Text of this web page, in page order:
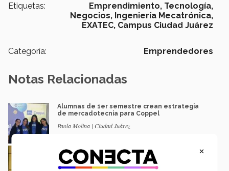
Etiquetas: Emprendimiento, Tecnología,
Negocios, Ingeniería Mecatrónica,
EXATEC, Campus Ciudad Juárez
Categoría: Emprendedores
Notas Relacionadas
Alumnas de 1er semestre crean estrategia
de mercadotecnia para Coppel
Paola Molina | Ciudad Juárez
EXATEC emprendedor da conferencia en
Ciudad Juárez
Katya Avalos
×